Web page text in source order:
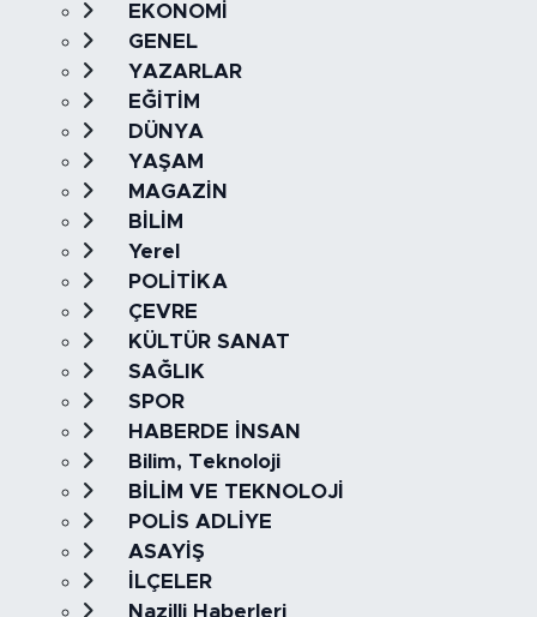
EKONOMİ
GENEL
YAZARLAR
EĞİTİM
DÜNYA
YAŞAM
MAGAZİN
BİLİM
Yerel
POLİTİKA
ÇEVRE
KÜLTÜR SANAT
SAĞLIK
SPOR
HABERDE İNSAN
Bilim, Teknoloji
BİLİM VE TEKNOLOJİ
POLİS ADLİYE
ASAYİŞ
İLÇELER
Nazilli Haberleri